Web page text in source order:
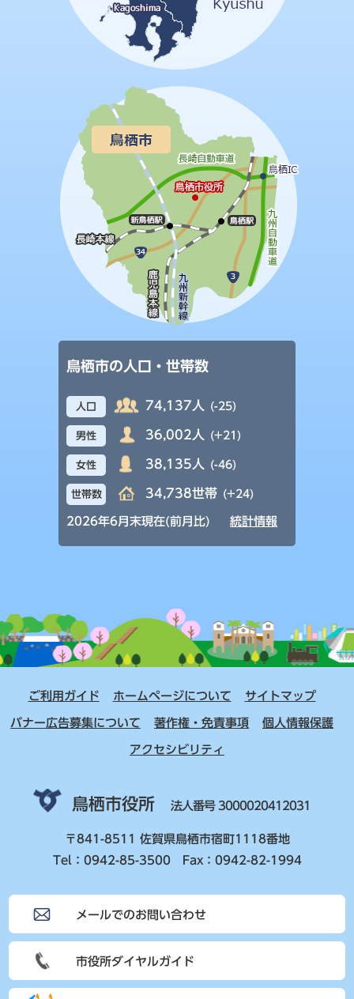
鳥栖市の人口・世帯数
人口 74,137人 (-25)
男性 36,002人 (+21)
女性 38,135人 (-46)
世帯数 34,738世帯 (+24)
2026年6月末現在(前月比) 統計情報
ご利用ガイド ホームページについて サイトマップ
バナー広告募集について 著作権・免責事項 個人情報保護
アクセシビリティ
鳥栖市役所 法人番号 3000020412031
〒841-8511 佐賀県鳥栖市宿町1118番地
Tel：0942-85-3500 Fax：0942-82-1994
メールでのお問い合わせ
市役所ダイヤルガイド